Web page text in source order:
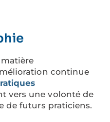
continue
vers une volonté de
de futurs praticiens.